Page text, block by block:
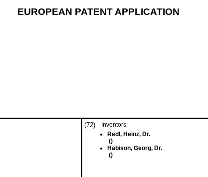
EUROPEAN PATENT APPLICATION
(72)
Inventors:
Redl, Heinz, Dr.
()
Habison, Georg, Dr.
()